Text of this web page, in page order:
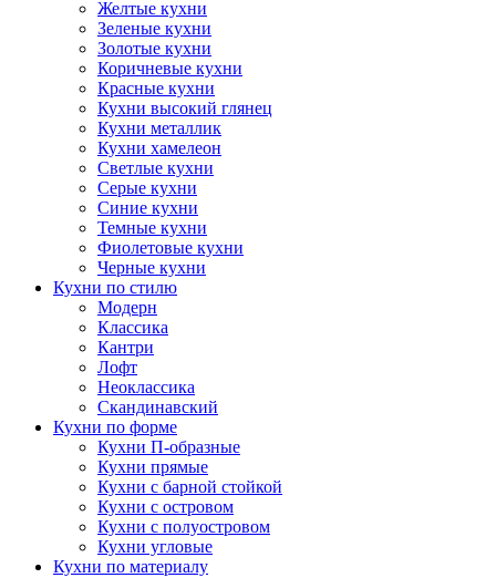
Желтые кухни
Зеленые кухни
Золотые кухни
Коричневые кухни
Красные кухни
Кухни высокий глянец
Кухни металлик
Кухни хамелеон
Светлые кухни
Серые кухни
Синие кухни
Темные кухни
Фиолетовые кухни
Черные кухни
Кухни по стилю
Модерн
Классика
Кантри
Лофт
Неоклассика
Скандинавский
Кухни по форме
Кухни П-образные
Кухни прямые
Кухни с барной стойкой
Кухни с островом
Кухни с полуостровом
Кухни угловые
Кухни по материалу